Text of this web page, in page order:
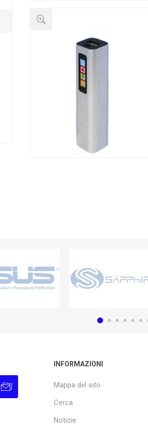
INFORMAZIONI
Mappa del sito
Cerca
Notizie